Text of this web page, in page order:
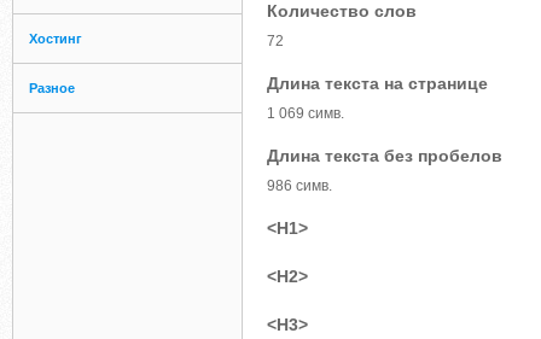
Хостинг
Разное
Количество слов
72
Длина текста на странице
1 069 симв.
Длина текста без пробелов
986 симв.
<H1>
<H2>
<H3>